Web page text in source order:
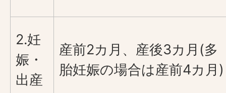
2.妊
娠・
出産
産前2カ月、産後3カ月(多
胎妊娠の場合は産前4カ月)